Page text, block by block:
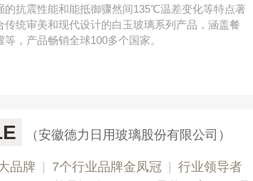
抗震性能和能抵御骤然间135℃温差变化等特点著
统审美和现代设计的白玉玻璃系列产品，涵盖餐
，产品畅销全球100多个国家。
（安徽德力日用玻璃股份有限公司）
品牌 7个行业品牌金凤冠
行业领导者